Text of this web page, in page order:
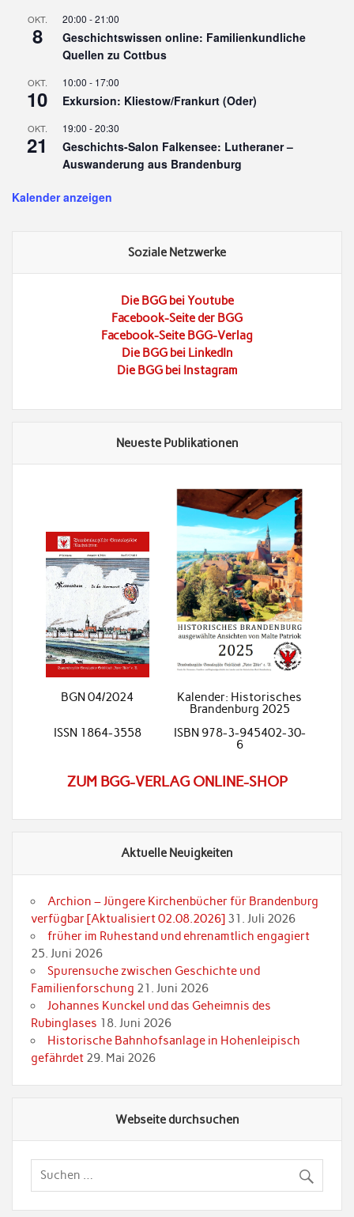
OKT.
8
20:00 -21:00
Geschichtswissen online: Familienkundliche
Quellen zu Cottbus
OKT.
10
10:00 - 17:00
Exkursion: Kliestow/Frankurt (Oder)
OKT.
21
19:00 -20:30
Geschichts-Salon Falkensee: Lutheraner –
Auswanderung aus Brandenburg
Kalender anzeigen
Soziale Netzwerke
Die BGG bei Youtube
Facebook-Seite der BGG
Facebook-Seite BGG-Verlag
Die BGG bei LinkedIn
Die BGG bei Instagram
Neueste Publikationen
BGN 04/2024
Kalender: Historisches
Brandenburg 2025
ISSN 1864-3558
ISBN 978-3-945402-30-
6
ZUM BGG-VERLAG ONLINE-SHOP
Aktuelle Neuigkeiten
Archion – Jüngere Kirchenbücher für Brandenburg
verfügbar [Aktualisiert 02.08.2026] 31. Juli 2026
früher im Ruhestand und ehrenamtlich engagiert
25. Juni 2026
Spurensuche zwischen Geschichte und
Familienforschung 21. Juni 2026
Johannes Kunckel und das Geheimnis des
Rubinglases 18. Juni 2026
Historische Bahnhofsanlage in Hohenleipisch
gefährdet 29. Mai 2026
Webseite durchsuchen